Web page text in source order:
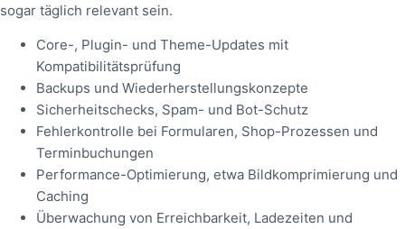
sogar täglich relevant sein.
Core-, Plugin- und Theme-Updates mit
Kompatibilitätsprüfung
Backups und Wiederherstellungskonzepte
Sicherheitschecks, Spam- und Bot-Schutz
Fehlerkontrolle bei Formularen, Shop-Prozessen und
Terminbuchungen
Performance-Optimierung, etwa Bildkomprimierung und
Caching
Überwachung von Erreichbarkeit, Ladezeiten und